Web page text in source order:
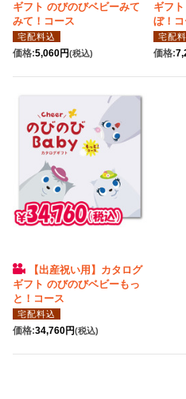
ギフト のびのびベビーみて
みて！コース
宅配料込
価格:5,060円(税込)
ギフ
ぼ！
宅配
価格:
【出産祝い用】カタログ
ギフト のびのびベビーもっ
と！コース
宅配料込
価格:34,760円(税込)